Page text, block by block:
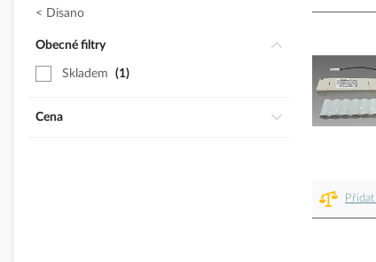
Disano
Obecné filtry
Skladem 1
Cena